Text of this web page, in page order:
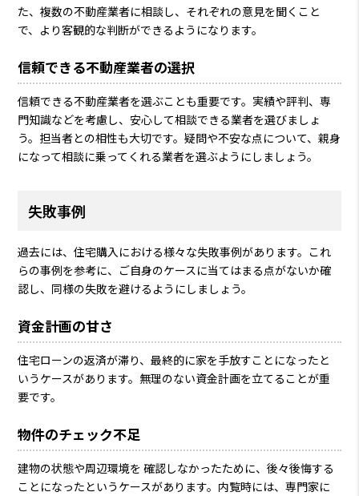
た、複数の不動産業者に相談し、それぞれの意見を聞くこと
で、より客観的な判断ができるようになります。
信頼できる不動産業者の選択
信頼できる不動産業者を選ぶことも重要です。実績や評判、専
門知識などを考慮し、安心して相談できる業者を選びましょ
う。担当者との相性も大切です。疑問や不安な点について、親身
になって相談に乗ってくれる業者を選ぶようにしましょう。
失敗事例
過去には、住宅購入における様々な失敗事例があります。これ
らの事例を参考に、ご自身のケースに当てはまる点がないか確
認し、同様の失敗を避けるようにしましょう。
資金計画の甘さ
住宅ローンの返済が滞り、最終的に家を手放すことになったと
いうケースがあります。無理のない資金計画を立てることが重
要です。
物件のチェック不足
建物の状態や周辺環境を 確認しなかったために、後々後悔する
ことになったというケースがあります。内覧時には、専門家に